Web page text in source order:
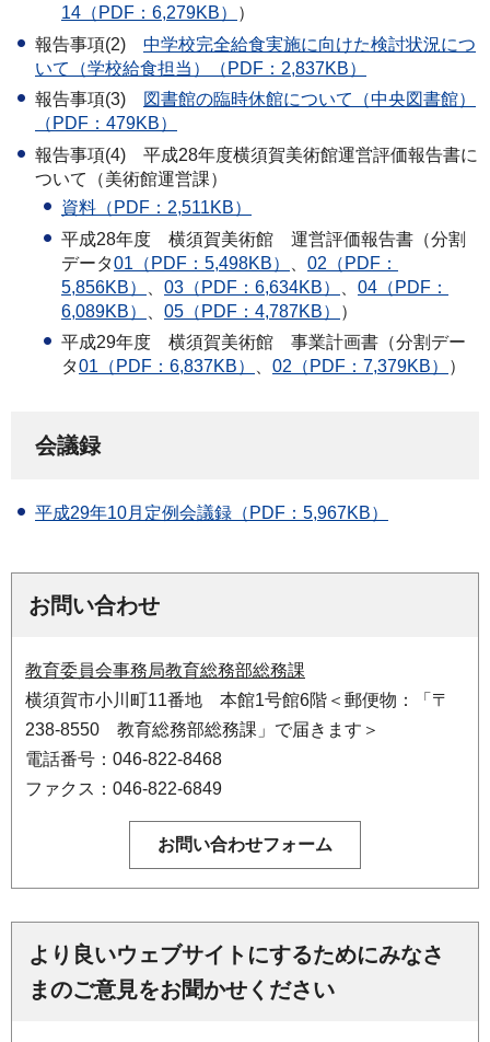
14（PDF：6,279KB）
）
報告事項(2)
中学校完全給食実施に向けた検討状況につ
いて（学校給食担当）（PDF：2,837KB）
報告事項(3)
図書館の臨時休館について（中央図書館）
（PDF：479KB）
報告事項(4)
平成28年度横須賀美術館運営評価報告書に
ついて（美術館運営課）
資料（PDF：2,511KB）
平成28年度
横須賀美術館 運営評価報告書（分割
データ01（PDF：5,498KB）
02（PDF：
5,856KB）
03（PDF：6,634KB）
04（PDF：
6,089KB）
05（PDF：4,787KB）
）
平成29年度
横須賀美術館 事業計画書（分割デー
タ01（PDF：6,837KB） 02（PDF：7,379KB） ）
会議録
平成29年10月定例会議録（PDF：5,967KB）
お問い合わせ
教育委員会事務局教育総務部総務課
横須賀市小川町11番地 本館1号館6階＜郵便物：「〒
238-8550 教育総務部総務課」で届きます＞
電話番号：046-822-8468
ファクス：046-822-6849
より良いウェブサイトにするためにみなさ
まのご意見をお聞かせください